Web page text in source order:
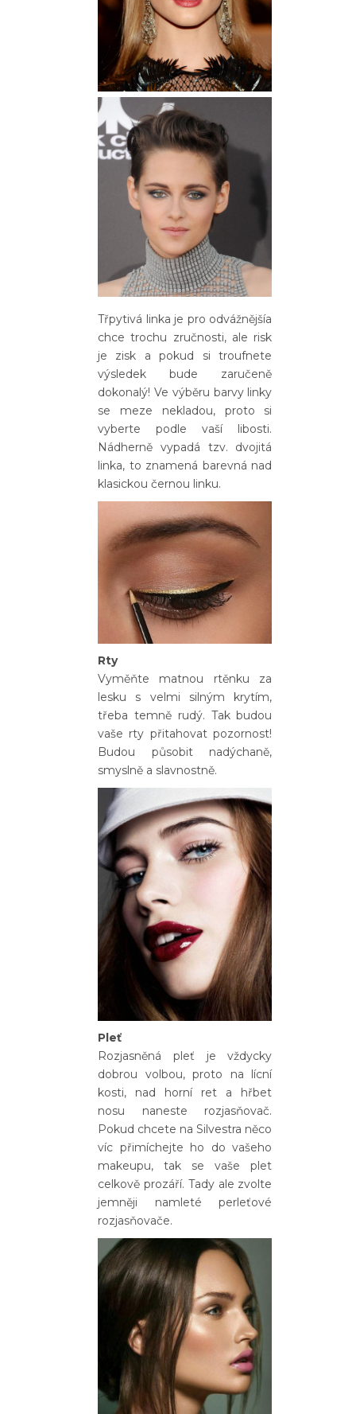
Třpytivá linka je pro odvážnějšía
chce trochu zručnosti, ale risk
je zisk a pokud si troufnete
výsledek bude zaručeně
dokonalý! Ve výběru barvy linky
se meze nekladou, proto si
vyberte podle vaší libosti.
Nádherně vypadá tzv. dvojitá
linka, to znamená barevná nad
klasickou černou linku.
Rty
Vyměňte matnou rtěnku za
lesku s velmi silným krytím,
třeba temně rudý. Tak budou
vaše rty přitahovat pozornost!
Budou působit nadýchaně,
smyslně a slavnostně.
Pleť
Rozjasněná pleť je vždycky
dobrou volbou, proto na lícní
kosti, nad horní ret a hřbet
nosu naneste rozjasňovač.
Pokud chcete na Silvestra něco
víc přimíchejte ho do vašeho
makeupu, tak se vaše plet
celkově prozáří. Tady ale zvolte
jemněji namleté perleťové
rozjasňovače.